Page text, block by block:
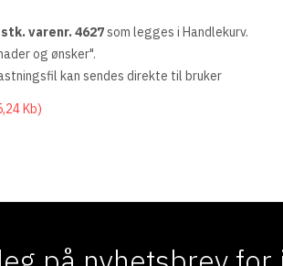
varenr. 4627som legges i Handlekurv.
og ønsker".
kan sendes direkte til bruker
Kb)